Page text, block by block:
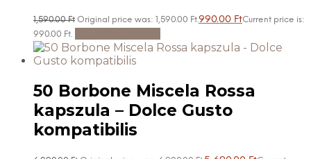
1,590.00Ft Original price was: 1,590.00 Ft.990.00 FtCurrent price is:
990.00 Ft.
50 Borbone Miscela Rossa
kapszula – Dolce Gusto
kompatibilis